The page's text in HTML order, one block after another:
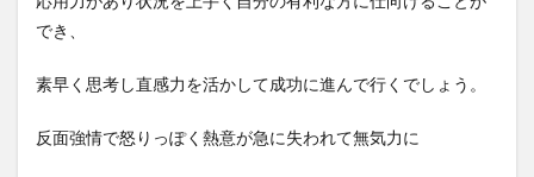
でき、
素早く思考し直感力を活かして成功に進んで行くでしょう。
反面強情で怒りっぽく熱意が急に失われて無気力に